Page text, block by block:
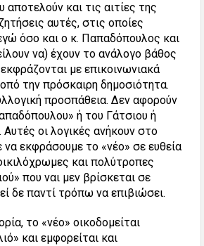
και τις αιτίες της
αυτές, στις οποίες
όσο και ο κ. Παπαδόπουλος και
να) έχουν το ανάλογο βάθος
εκφράζονται με επικοινωνιακά
την πρόσκαιρη δημοσιότητα.
προσπάθεια. Δεν αφορούν
ή του Γάτσιου ή
οι λογικές ανήκουν στο
να εκφράσουμε το «νέο» σε ευθεία
και πολύτροπες
που ναι μεν βρίσκεται σε
δε παντί τρόπω να επιβιώσει.
το «νέο» οικοδομείται
και εμφορείται και